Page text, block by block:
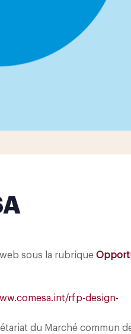
sous la rubrique
rfp-design-
du Marché commun